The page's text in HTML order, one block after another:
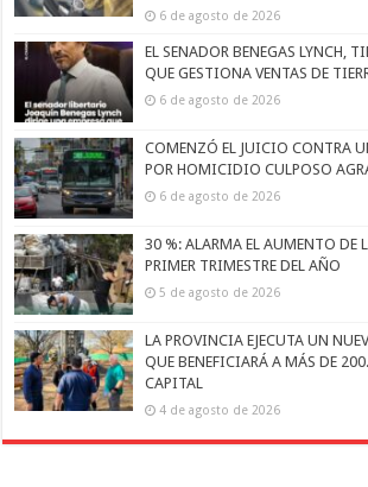
6 de agosto de 2026
EL SENADOR BENEGAS LYNCH,
QUE GESTIONA VENTAS DE
6 de agosto de 2026
COMENZÓ EL JUICIO CONTRA
POR HOMICIDIO CULPOSO
6 de agosto de 2026
30 %: ALARMA EL AUMENTO DE
PRIMER TRIMESTRE DEL AÑO
5 de agosto de 2026
LA PROVINCIA EJECUTA UN
QUE BENEFICIARÁ A MÁS DE
CAPITAL
4 de agosto de 2026